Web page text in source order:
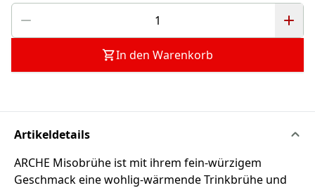
In den Warenkorb
Artikeldetails
ARCHE Misobrühe ist mit ihrem fein-würzigem
Geschmack eine wohlig-wärmende Trinkbrühe und